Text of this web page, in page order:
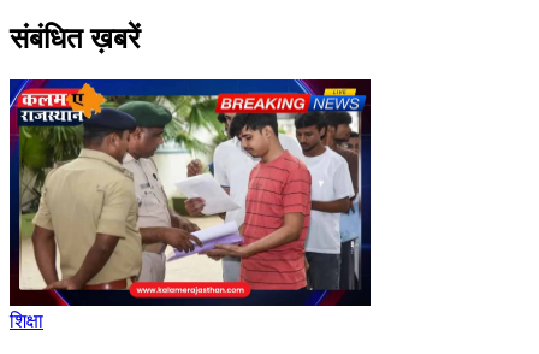
संबंधित ख़बरें
शिक्षा